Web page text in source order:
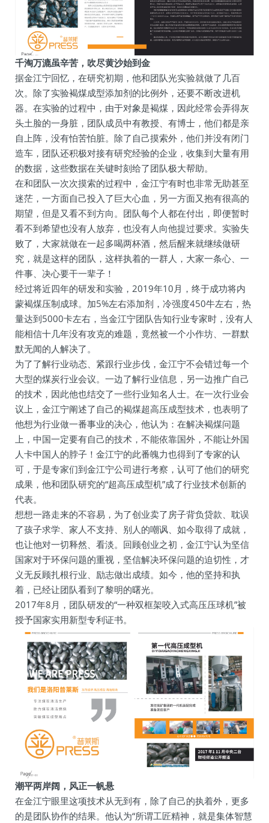
千淘万漉虽辛苦，吹尽黄沙始到金
据金江宁回忆，在研究初期，他和团队光实验就做了几百
次。除了实验褐煤成型添加剂的比例外，还要不断改进机
器。在实验的过程中，由于对象是褐煤，因此经常会弄得灰
头土脸的一身脏，团队成员中有教授、有博士，他们都是亲
自上阵，没有怕苦怕脏。除了自己摸索外，他们并没有闭门
造车，团队还积极对接有研究经验的企业，收集到大量有用
的数据，这些数据在关键时刻给了团队极大帮助。
在和团队一次次摸索的过程中，金江宁有时也非常无助甚至
迷茫，一方面自己投入了巨大心血，另一方面又抱有很高的
期望，但是又看不到方向。团队每个人都在付出，即便暂时
看不到希望也没有人放弃，也没有人向他提过要求。实验失
败了，大家就做在一起多喝两杯酒，然后醒来就继续做研
究，就是这样的团队，这样执着的一群人，大家一条心、一
件事、决心要干一辈子！
经过将近四年的研发和实验，2019年10月，终于成功将内
蒙褐煤压制成球。加5%左右添加剂，冷强度450牛左右，热
量达到5000卡左右，当金江宁团队告知行业专家时，没有人
能相信十几年没有攻克的难题，竟然被一个小作坊、一群默
默无闻的人解决了。
为了了解行业动态、紧跟行业步伐，金江宁不会错过每一个
大型的煤炭行业会议。一边了解行业信息，另一边推广自己
的技术，因此他也结交了一些行业知名人士。在一次行业会
议上，金江宁阐述了自己的褐煤超高压成型技术，也表明了
他想为行业做一番事业的决心，他认为：在解决褐煤问题
上，中国一定要有自己的技术，不能依靠国外，不能让外国
人卡中国人的脖子！金江宁的此番魄力也得到了专家的认
可，于是专家们到金江宁公司进行考察，认可了他们的研究
成果，他和团队研究的“超高压成型机”成了行业技术创新的
代表。
想想一路走来的不容易，为了创业卖了房子背负贷款、耽误
了孩子求学、家人不支持、别人的嘲讽、如今取得了成就，
也让他对一切释然、看淡。回顾创业之初，金江宁认为坚信
国家对于环保问题的重视，坚信解决环保问题的迫切性，才
义无反顾扎根行业、励志做出成绩。如今，他的坚持和执
着，已经让团队看到了黎明的曙光。
2017年8月，团队研发的“一种双框架咬入式高压压球机”被
授予国家实用新型专利证书。
潮平两岸阔，风正一帆悬
在金江宁眼里这项技术从无到有，除了自己的执着外，更多
的是团队协作的结果。他认为“所谓工匠精神，就是集体智慧